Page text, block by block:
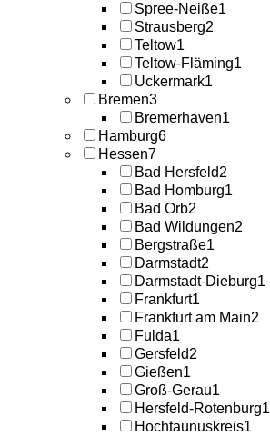
Spree-Neiße1
Strausberg2
Teltow1
Teltow-Fläming1
Uckermark1
Bremen3
Bremerhaven1
Hamburg6
Hessen7
Bad Hersfeld2
Bad Homburg1
Bad Orb2
Bad Wildungen2
Bergstraße1
Darmstadt2
Darmstadt-Dieburg1
Frankfurt1
Frankfurt am Main2
Fulda1
Gersfeld2
Gießen1
Groß-Gerau1
Hersfeld-Rotenburg1
Hochtaunuskreis1